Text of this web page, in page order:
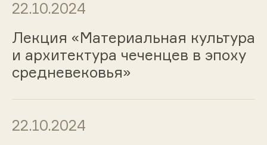
22.10.2024
Лекция «Материальная культура
и архитектура чеченцев в эпоху
средневековья»
22.10.2024